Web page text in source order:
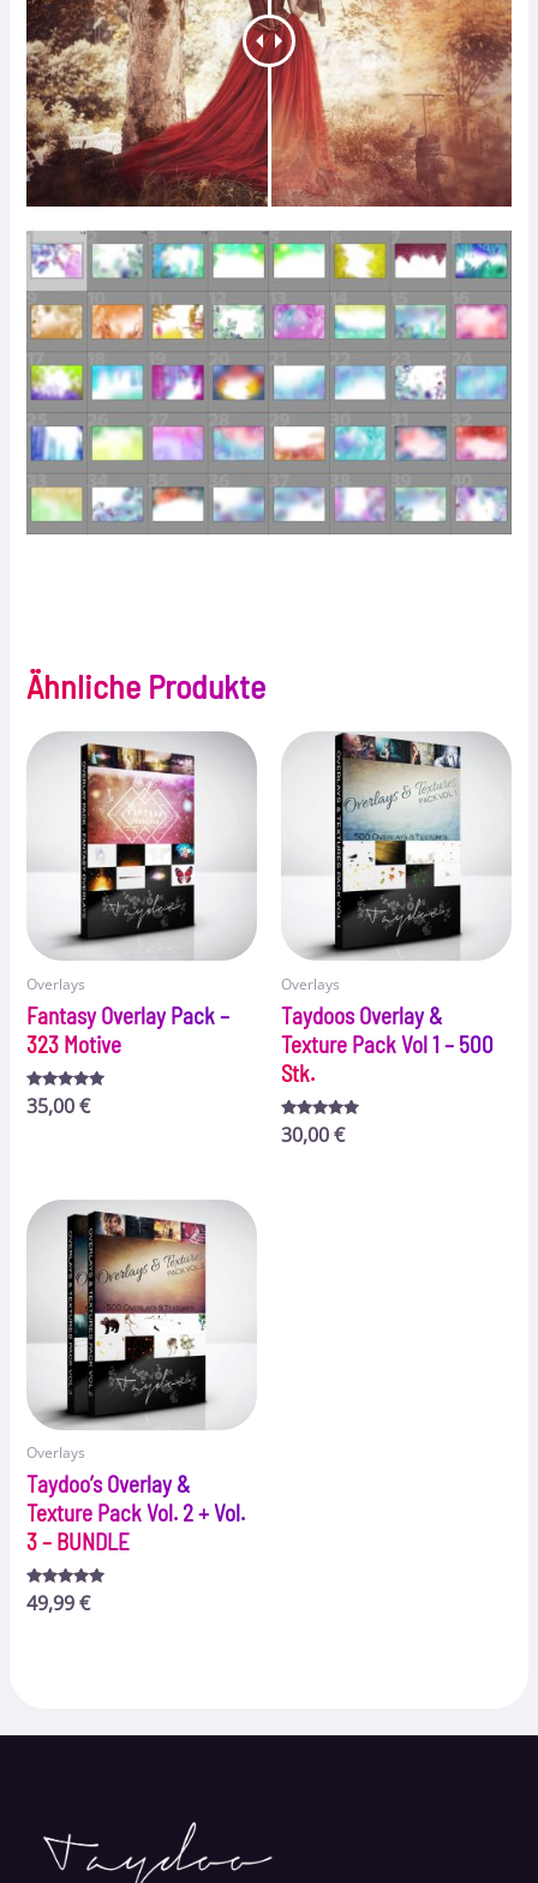
Ähnliche Produkte
Overlays
Fantasy Overlay Pack –
323 Motive
Bewertet
mit
35,00€
Overlays
Taydoos Overlay &
Texture Pack Vol 1 – 500
Stk.
Bewertet
mit
30,00€
Overlays
Taydoo’s Overlay &
Texture Pack Vol. 2 + Vol.
3 – BUNDLE
Bewertet
mit
49,99€